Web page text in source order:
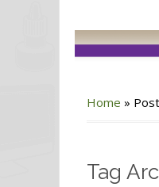
Home »
Tag